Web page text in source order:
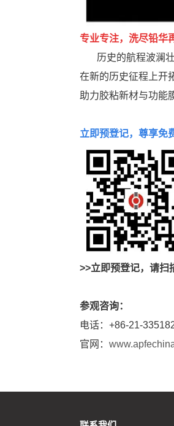
专业专注，洗尽铅华
历史的航程波澜
在新的历史征程上开
助力胶粘新材与功能
立即预登记，尊享免
>>立即预登记，请扫
参观咨询：
电话：+86-21-
官网：